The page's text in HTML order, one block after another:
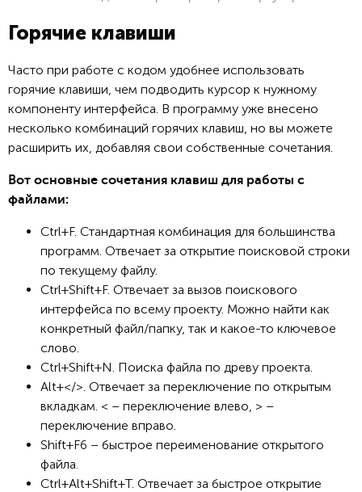
Горячие клавиши
Часто при работе с кодом удобнее использовать
горячие клавиши, чем подводить курсор к нужному
компоненту интерфейса. В программу уже внесено
несколько комбинаций горячих клавиш, но вы можете
расширить их, добавляя свои собственные сочетания.
Вот основные сочетания клавиш для работы с
файлами:
Ctrl+F. Стандартная комбинация для большинства
программ. Отвечает за открытие поисковой строки
по текущему файлу.
Ctrl+Shift+F. Отвечает за вызов поискового
интерфейса по всему проекту. Можно найти как
конкретный файл/папку, так и какое-то ключевое
слово.
Ctrl+Shift+N. Поиска файла по древу проекта.
Alt+</>. Отвечает за переключение по открытым
вкладкам. < – переключение влево, > –
переключение вправо.
Shift+F6 – быстрое переименование открытого
файла.
Ctrl+Alt+Shift+T. Отвечает за быстрое открытие